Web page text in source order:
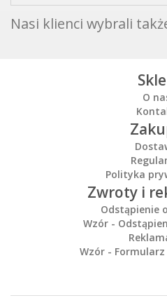
Nasi klienci wybrali
O
Polityka
Zwroty i
Odstąpienie
Wzór -
Wzór -